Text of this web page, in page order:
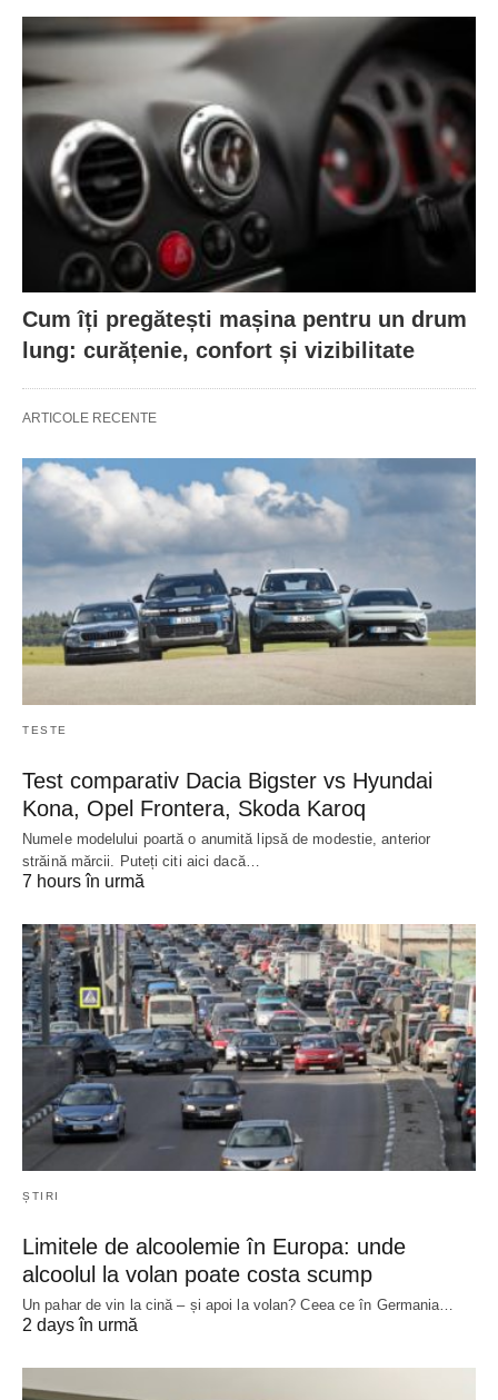
Cum îți pregătești mașina pentru un drum
lung: curățenie, confort și vizibilitate
ARTICOLE RECENTE
TESTE
Test comparativ Dacia Bigster vs Hyundai
Kona, Opel Frontera, Skoda Karoq
Numele modelului poartă o anumită lipsă de modestie, anterior
străină mărcii. Puteți citi aici dacă…
7 hours în urmă
ȘTIRI
Limitele de alcoolemie în Europa: unde
alcoolul la volan poate costa scump
Un pahar de vin la cină – și apoi la volan? Ceea ce în Germania…
2 days în urmă